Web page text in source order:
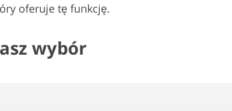
oferuje tę funkcję.
wybór